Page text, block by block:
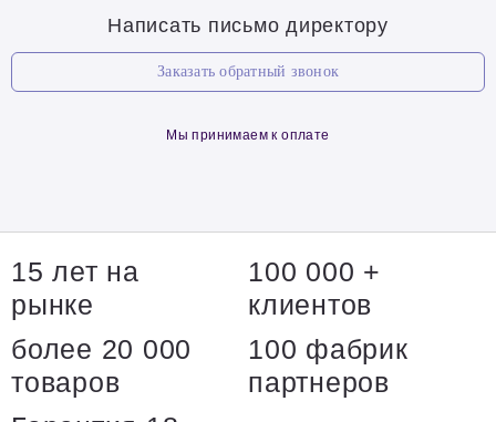
Написать письмо директору
Заказать обратный звонок
Мы принимаем к оплате
15 лет на
рынке
100 000 +
клиентов
более 20 000
товаров
100 фабрик
партнеров